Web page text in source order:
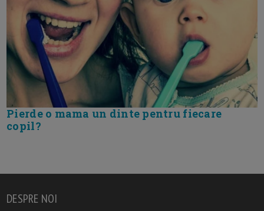
Pierde o mama un dinte pentru fiecare
copil?
DESPRE NOI